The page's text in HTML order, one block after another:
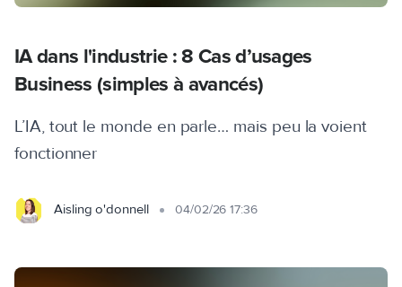
IA dans l'industrie : 8 Cas d’usages
Business (simples à avancés)
L’IA, tout le monde en parle… mais peu la voient
fonctionner
Aisling o'donnell 04/02/26 17:36